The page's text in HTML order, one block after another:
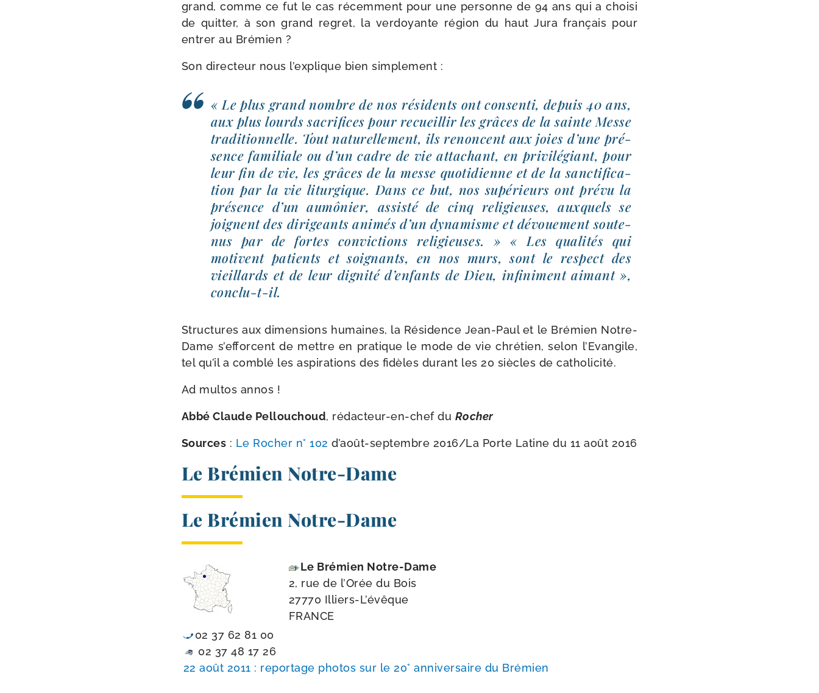
grand, comme ce fut le cas récem­ment pour une per­sonne de 94 ans qui a choi­si
de quit­ter, à son grand regret, la ver­doyante région du haut Jura fran­çais pour
entrer au Brémien ?
Son direc­teur nous l’ex­plique bien simplement :
« Le plus grand nombre de nos rési­dents ont consen­ti, depuis 40 ans,
aux plus lourds sacri­fices pour recueillir les grâces de la sainte Messe
tra­di­tion­nelle. Tout natu­rel­le­ment, ils renoncent aux joies d’une pré­
sence fami­liale ou d’un cadre de vie atta­chant, en pri­vi­lé­giant, pour
leur fin de vie, les grâces de la messe quo­ti­dienne et de la sanc­ti­fi­ca­
tion par la vie litur­gique. Dans ce but, nos supé­rieurs ont pré­vu la
pré­sence d’un aumô­nier, assis­té de cinq reli­gieuses, aux­quels se
joignent des diri­geants ani­més d’un dyna­misme et dévoue­ment sou­te­
nus par de fortes convic­tions reli­gieuses. » « Les qua­li­tés qui
motivent patients et soi­gnants, en nos murs, sont le res­pect des
vieillards et de leur digni­té d’en­fants de Dieu, infi­ni­ment aimant »,
conclu-t-il.
Structures aux dimen­sions humaines, la Résidence Jean-​Paul et le Brémien Notre-​
Dame s’ef­forcent de mettre en pra­tique le mode de vie chré­tien, selon l’Evangile,
tel qu’il a com­blé les aspi­ra­tions des fidèles durant les 20 siècles de catholicité.
Ad mul­tos annos !
Abbé Claude Pellouchoud, rédacteur-​en-​chef du Rocher
Sources : Le Rocher n° 102 d’août-​septembre 2016/​La Porte Latine du 11 août 2016
Le Brémien Notre-Dame
Le Brémien Notre-Dame
Le Brémien Notre-​Dame
2, rue de l’Orée du Bois
27770 Illiers-​L’évêque
FRANCE
02 37 62 81 00
02 37 48 17 26
22 août 2011 : repor­tage pho­tos sur le 20° anni­ver­saire du Brémien